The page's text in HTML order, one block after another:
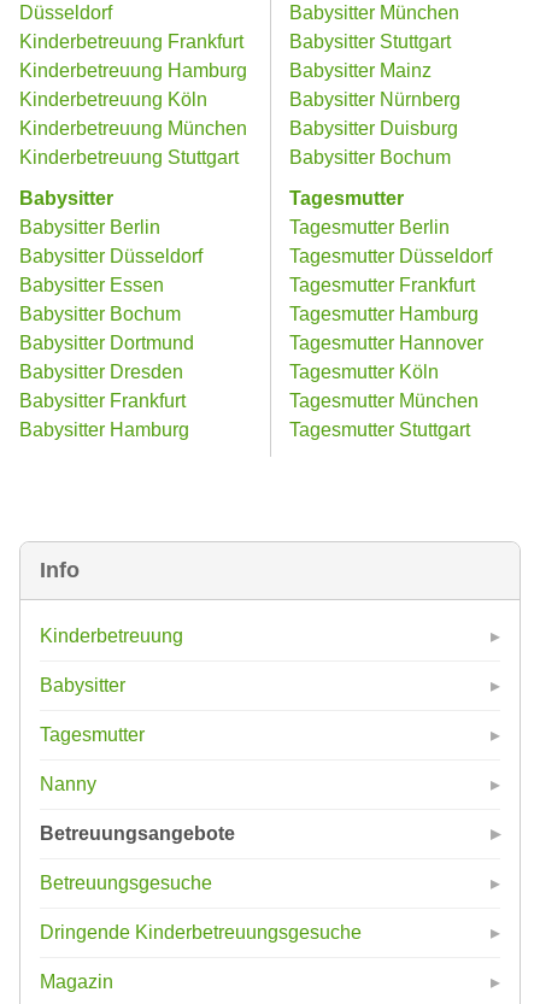
Info
Kinderbetreuung
Babysitter
Tagesmutter
Nanny
Betreuungsangebote
Betreuungsgesuche
Dringende Kinderbetreuungsgesuche
Magazin
Düsseldorf
Kinderbetreuung Frankfurt
Kinderbetreuung Hamburg
Kinderbetreuung Köln
Kinderbetreuung München
Kinderbetreuung Stuttgart
Babysitter
Babysitter Berlin
Babysitter Düsseldorf
Babysitter Essen
Babysitter Bochum
Babysitter Dortmund
Babysitter Dresden
Babysitter Frankfurt
Babysitter Hamburg
Babysitter München
Babysitter Stuttgart
Babysitter Mainz
Babysitter Nürnberg
Babysitter Duisburg
Babysitter Bochum
Tagesmutter
Tagesmutter Berlin
Tagesmutter Düsseldorf
Tagesmutter Frankfurt
Tagesmutter Hamburg
Tagesmutter Hannover
Tagesmutter Köln
Tagesmutter München
Tagesmutter Stuttgart